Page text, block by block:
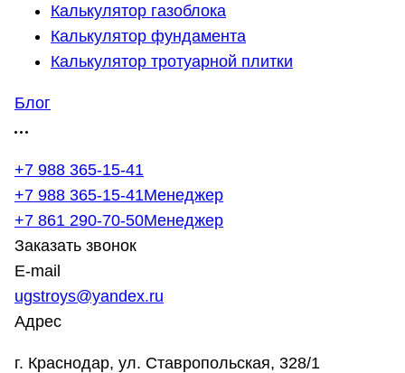
Калькулятор газоблока
Калькулятор фундамента
Калькулятор тротуарной плитки
Блог
+7 988 365-15-41
+7 988 365-15-41Менеджер
+7 861 290-70-50Менеджер
Заказать звонок
E-mail
ugstroys@yandex.ru
Адрес
г. Краснодар, ул. Ставропольская, 328/1